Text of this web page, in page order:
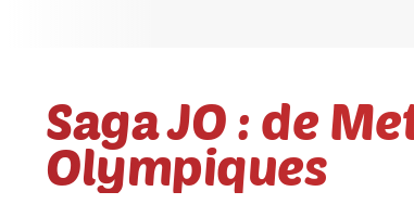
Saga JO : de
Olympiques